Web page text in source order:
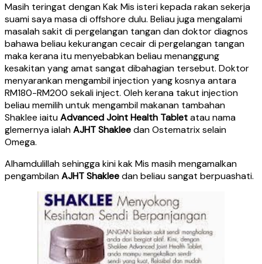
Masih teringat dengan Kak Mis isteri kepada rakan sekerja
suami saya masa di offshore dulu. Beliau juga mengalami
masalah sakit di pergelangan tangan dan doktor diagnos
bahawa beliau kekurangan cecair di pergelangan tangan
maka kerana itu menyebabkan beliau menanggung
kesakitan yang amat sangat dibahagian tersebut. Doktor
menyarankan mengambil injection yang kosnya antara
RM180-RM200 sekali inject. Oleh kerana takut injection
beliau memilih untuk mengambil makanan tambahan
Shaklee iaituAdvanced Joint Health Tabletatau nama
glemernya ialahAJHT Shakleedan Ostematrix selain
Omega.
Alhamdulillah sehingga kini kak Mis masih mengamalkan
pengambilanAJHT Shakleedan beliau sangat berpuashati.